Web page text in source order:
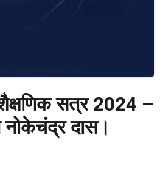
सत्र 2024 –
दास।